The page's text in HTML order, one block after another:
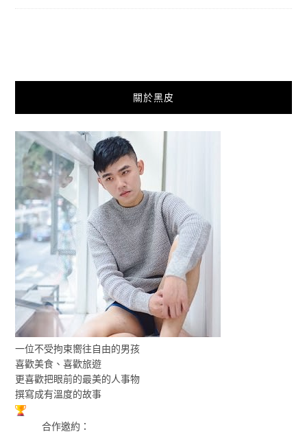
關於黑皮
一位不受拘束嚮往自由的男孩
喜歡美食、喜歡旅遊
更喜歡把眼前的最美的人事物
撰寫成有溫度的故事
合作邀約：